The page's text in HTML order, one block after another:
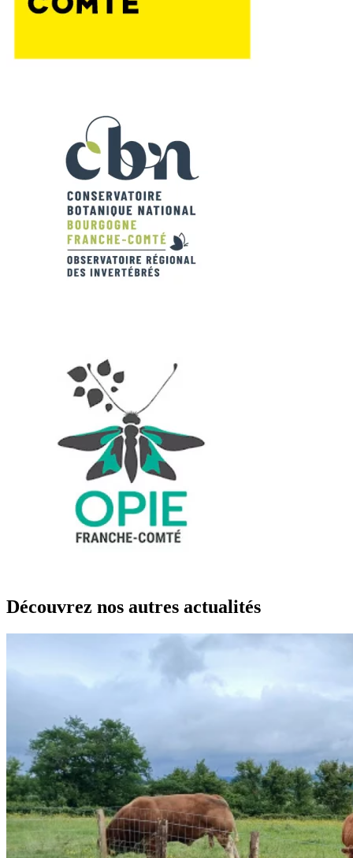
Découvrez nos autres actualités